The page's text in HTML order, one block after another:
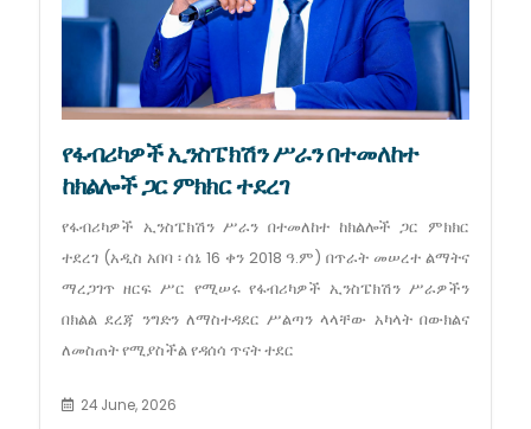
የፋብሪካዎች ኢንስፔክሽን ሥራን በተመለከተ
ከክልሎች ጋር ምክክር ተደረገ
የፋብሪካዎች ኢንስፔክሽን ሥራን በተመለከተ ከክልሎች ጋር ምክክር
ተደረገ (አዲስ አበባ ፡ ሰኔ 16 ቀን 2018 ዓ.ም) በጥራት መሠረተ ልማትና
ማረጋገጥ ዘርፍ ሥር የሚሠሩ የፋብሪካዎች ኢንስፔክሽን ሥራዎችን
በክልል ደረጃ ንግድን ለማስተዳደር ሥልጣን ላላቸው አካላት በውክልና
ለመስጠት የሚያስችል የዳሰሳ ጥናት ተደር
24 June, 2026